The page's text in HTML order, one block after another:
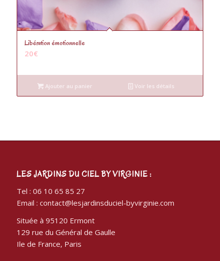
Libération émotionnelle
20€
Ajouter au panier Voir les détails
LES JARDINS DU CIEL BY VIRGINIE :
Tel : 06 10 65 85 27
Email : contact@lesjardinsduciel-byvirginie.com
Située à 95120 Ermont
129 rue du Général de Gaulle
Ile de France, Paris